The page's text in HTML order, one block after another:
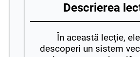
Descrierea
În această lecție,
descoperi un sistem